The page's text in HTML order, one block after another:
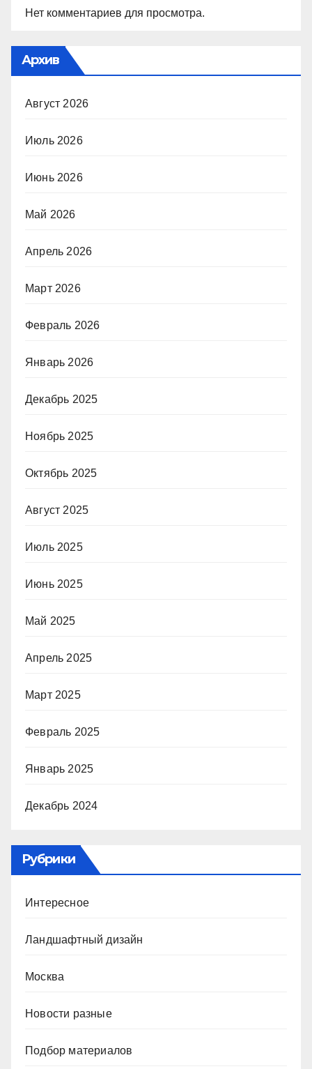
Нет комментариев для просмотра.
Архив
Август 2026
Июль 2026
Июнь 2026
Май 2026
Апрель 2026
Март 2026
Февраль 2026
Январь 2026
Декабрь 2025
Ноябрь 2025
Октябрь 2025
Август 2025
Июль 2025
Июнь 2025
Май 2025
Апрель 2025
Март 2025
Февраль 2025
Январь 2025
Декабрь 2024
Рубрики
Интересное
Ландшафтный дизайн
Москва
Новости разные
Подбор материалов